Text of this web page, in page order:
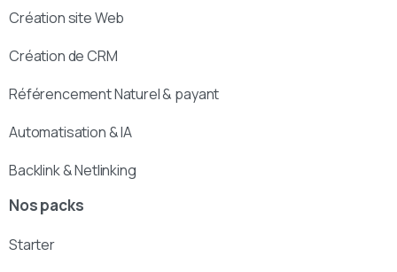
Création site Web
Création de CRM
Référencement Naturel & payant
Automatisation & IA
Backlink & Netlinking
Nos packs
Starter